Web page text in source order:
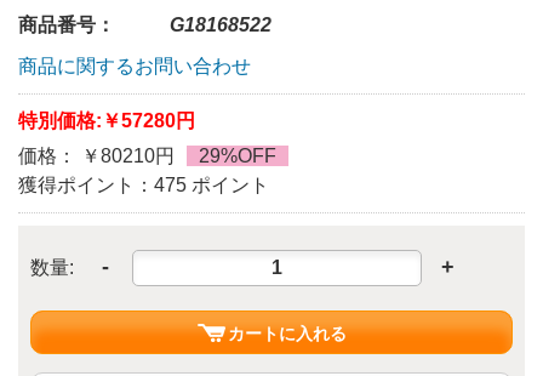
商品番号：
G18168522
商品に関するお問い合わせ
特別価格: ￥57280円
価格： ￥80210円
29%OFF
獲得ポイント：475 ポイント
数量: - +
カートに入れる